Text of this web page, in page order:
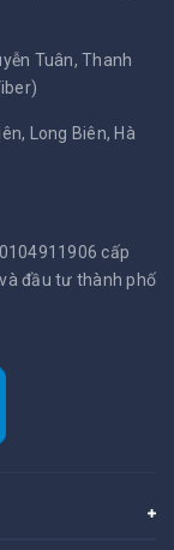
Tuân, Thanh
Long Biên, Hà
cấp
đầu tư thành phố